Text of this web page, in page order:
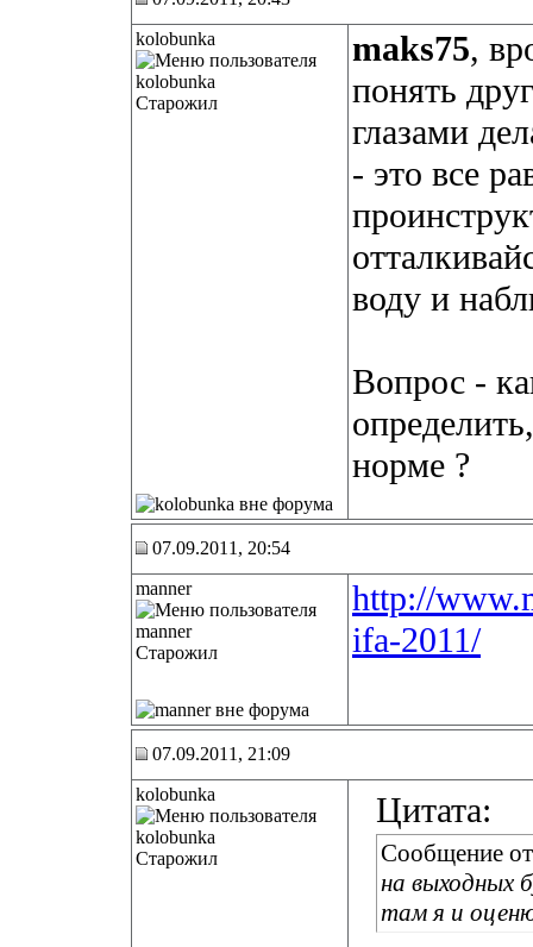
kolobunka
Старожил
maks75,
понять
глазами
- это все
воду и
Вопрос -
норме ?
07.09.2011, 20:54
manner
Старожил
http://
ifa-2011/
07.09.2011, 21:09
kolobunka
Старожил
Цитата:
Сообщение
на выходных
там я и